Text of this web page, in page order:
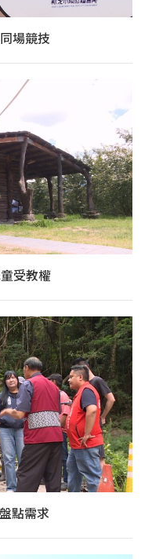
場競技
受教權
點需求